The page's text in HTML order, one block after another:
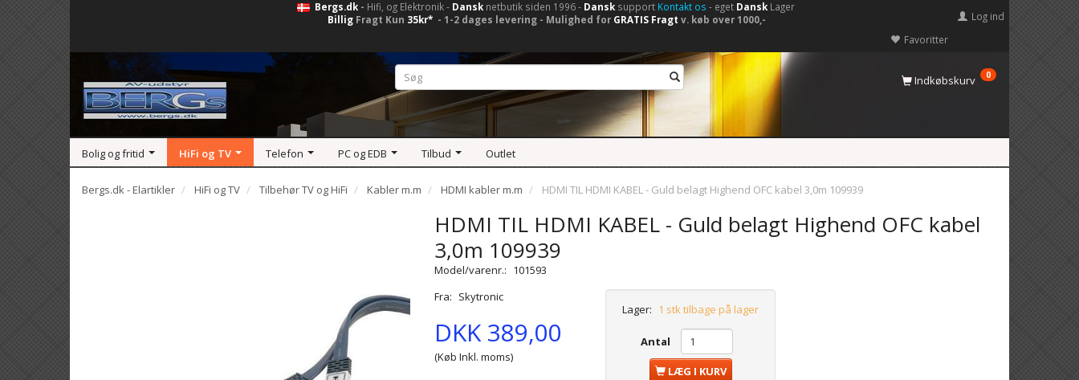
Bergs.dk- Hifi, og Elektronik - Dansknetbutik siden 1996 - Dansksupport Kontakt os - eget DanskLager
Billig Fragt Kun 35kr* - 1-2 dages levering - Mulighed for GRATIS Fragt v. køb over 1000,-
Favoritter
Log ind
Indkøbskurv 0
Bolig og fritid HiFi og TV Telefon PC og EDB Tilbud Outlet
Bergs.dk - Elartikler HiFi og TV Tilbehør TV og HiFi Kabler m.m HDMI kabler m.m HDMI TIL HDMI KABEL - Guld belagt Highend OFC kabel 3,0m 109939
HDMI TIL HDMI KABEL - Guld belagt Highend OFC kabel
3,0m 109939
Model/varenr.: 101593
Fra: Skytronic
DKK 389,00
(Køb Inkl. moms)
Lager: 1 stk tilbage på lager
Antal
LÆG I KURV